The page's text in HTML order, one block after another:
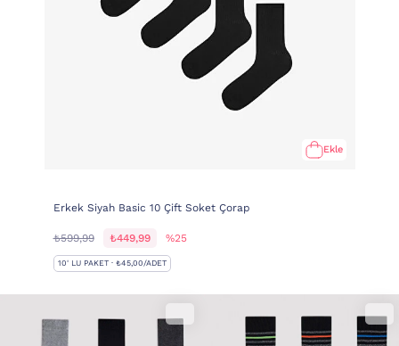
Ekle
Erkek Siyah Basic 10 Çift Soket Çorap
₺599,99 ₺449,99 %25
10' LU PAKET · ₺45,00/ADET